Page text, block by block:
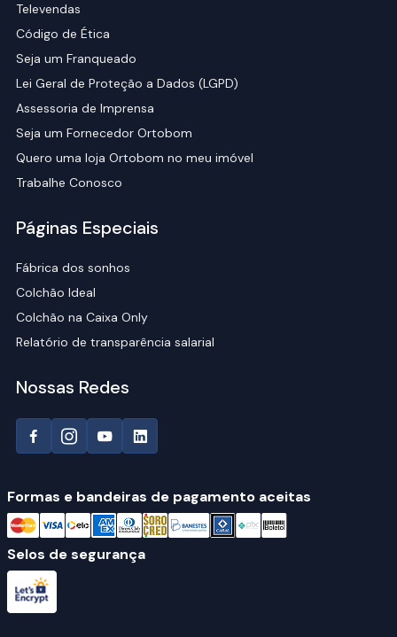
Televendas
Código de Ética
Seja um Franqueado
Lei Geral de Proteção a Dados (LGPD)
Assessoria de Imprensa
Seja um Fornecedor Ortobom
Quero uma loja Ortobom no meu imóvel
Trabalhe Conosco
Páginas Especiais
Fábrica dos sonhos
Colchão Ideal
Colchão na Caixa Only
Relatório de transparência salarial
Nossas Redes
Formas e bandeiras de pagamento aceitas
Selos de segurança